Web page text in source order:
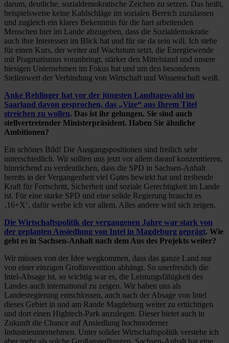
darum, deutliche, sozialdemokratische Zeichen zu setzen. Das heißt,
beispielsweise keine Kahlschläge im sozialen Bereich zuzulassen
und zugleich ein klares Bekenntnis für die hart arbeitenden
Menschen hier im Lande abzugeben, dass die Sozialdemokratie
auch ihre Interessen im Blick hat und für sie da sein will. Ich stehe
für einen Kurs, der weiter auf Wachstum setzt, die Energiewende
mit Pragmatismus voranbringt, stärker den Mittelstand und unsere
hiesigen Unternehmen im Fokus hat und um den besonderen
Stellenwert der Verbindung von Wirtschaft und Wissenschaft weiß.
Anke Rehlinger hat vor der jüngsten Landtagswahl im
Saarland davon gesprochen, das „Vize“ aus Ihrem Titel
streichen zu wollen. Das ist ihr gelungen. Sie sind auch
stellvertretender Ministerpräsident. Haben Sie ähnliche
Ambitionen?
Ein schönes Bild! Die Ausgangspositionen sind freilich sehr
unterschiedlich. Wir sollten uns jetzt vor allem darauf konzentrieren,
hinreichend zu verdeutlichen, dass die SPD in Sachsen-Anhalt
bereits in der Vergangenheit viel Gutes bewirkt hat und treibende
Kraft für Fortschritt, Sicherheit und soziale Gerechtigkeit im Lande
ist. Für eine starke SPD und eine solide Regierung braucht es
‚16+X‘, dafür werbe ich vor allem. Alles andere wird sich zeigen.
Die Wirtschaftspolitik der vergangenen Jahre war stark von
der geplanten Ansiedlung von Intel in Magdeburg geprägt. Wie
geht es in Sachsen-Anhalt nach dem Aus des Projekts weiter?
Wir müssen von der Idee wegkommen, dass das ganze Land nur
von einer einzigen Großinvestition abhängt. So unerfreulich die
Intel-Absage ist, so wichtig war es, die Leistungsfähigkeit des
Landes auch international zu zeigen. Wir haben uns als
Landesregierung entschlossen, auch nach der Absage von Intel
dieses Gebiet in und am Rande Magdeburg weiter zu ertüchtigen
und dort einen Hightech-Park anzulegen. Dieser bietet auch in
Zukunft die Chance auf Ansiedlung hochmoderner
Industrieunternehmen. Unter solider Wirtschaftspolitik verstehe ich